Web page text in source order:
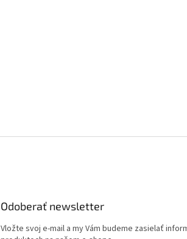
Odoberať newsletter
Vložte svoj e-mail a my Vám budeme zasielať